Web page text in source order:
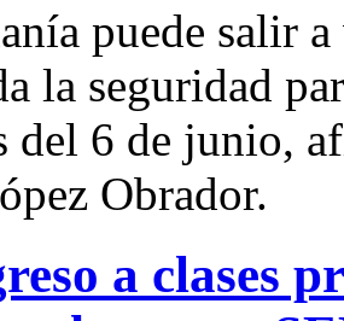
puede salir
la seguridad
del 6 de junio,
Obrador.
a clases